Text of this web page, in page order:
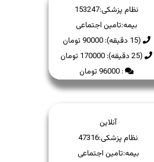
نظام پزشکی:153247
بیمه:تامین اجتماعی
(15 دقیقه): 90000 تومان
(25 دقیقه): 170000 تومان
: 96000 تومان
آنلاین
نظام پزشکی:47316
بیمه:تامین اجتماعی